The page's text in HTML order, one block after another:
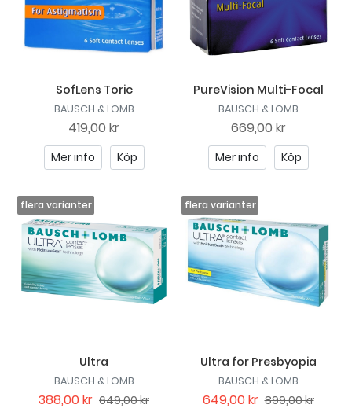
SofLens Toric
BAUSCH & LOMB
419,00 kr
Mer info Köp
PureVision Multi-Focal
BAUSCH & LOMB
669,00 kr
Mer info Köp
Ultra
BAUSCH & LOMB
388,00 kr 649,00 kr
Ultra for Presbyopia
BAUSCH & LOMB
649,00 kr 899,00 kr